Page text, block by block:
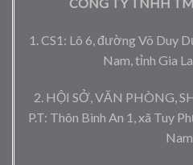
CÔNG TY TNHH
1. CS1: Lô 6, đường Võ Duy
Nam, tỉnh Gia
2. HỘI SỞ, VĂN PHÒNG,
P.T: Thôn Bình An 1, xã Tuy